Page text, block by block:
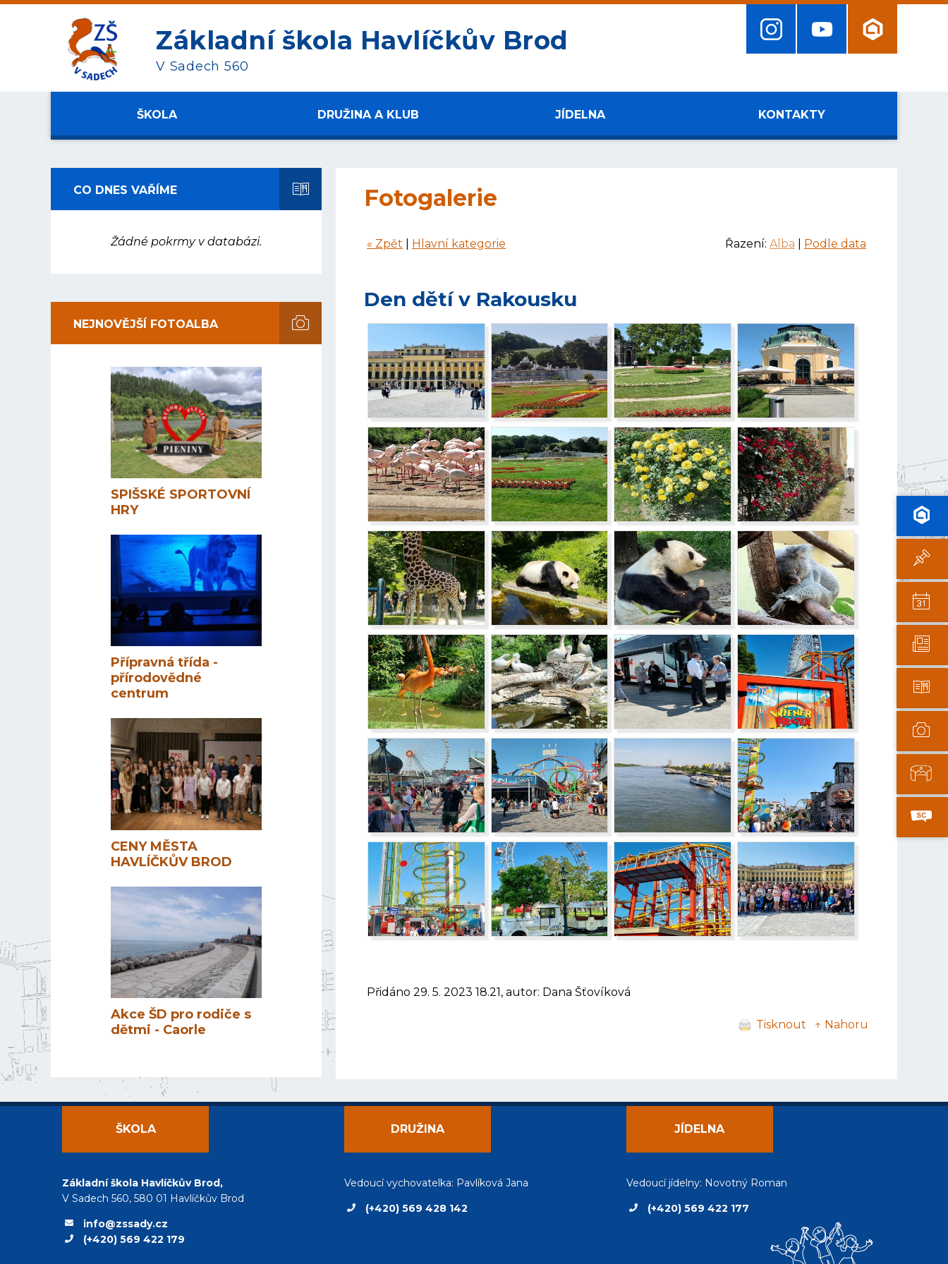
Základní škola Havlíčkův Brod
V Sadech 560
ŠKOLA DRUŽINA A KLUB JÍDELNA KONTAKTY
Fotogalerie
Řazení: Alba Podle data
« Zpět Hlavní kategorie
Den dětí v Rakousku
Přidáno 29. 5. 2023 18.21, autor: Dana Šťovíková
Tisknout ↑ Nahoru
CO DNES VAŘÍME
Žádné pokrmy v databázi.
NEJNOVĚJŠÍ FOTOALBA
SPIŠSKÉ SPORTOVNÍ
HRY
Přípravná třída -
přírodovědné
centrum
CENY MĚSTA
HAVLÍČKŮV BROD
Akce ŠD pro rodiče s
dětmi - Caorle
ŠKOLA
Základní škola Havlíčkův Brod,
V Sadech 560, 580 01 Havlíčkův Brod
info@zssady.cz
(+420) 569 422 179
DRUŽINA
Vedoucí vychovatelka: Pavlíková Jana
(+420) 569 428 142
JÍDELNA
Vedoucí jídelny: Novotný Roman
(+420) 569 422 177